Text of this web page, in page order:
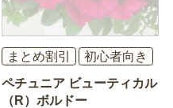
まとめ割引
初心者向き
ペチュニア ビューティカル
（R）ボルドー